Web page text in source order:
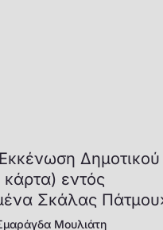
Δημοτικού
εντός
Σκάλας
Μουλιάτη